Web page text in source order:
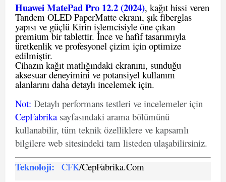
Huawei MatePad Pro 12.2 (2024), kağıt hissi veren
Tandem OLED PaperMatte ekranı, şık fiberglas
yapısı ve güçlü Kirin işlemcisiyle öne çıkan
premium bir tablettir. İnce ve hafif tasarımıyla
üretkenlik ve profesyonel çizim için optimize
edilmiştir.
Cihazın kağıt matlığındaki ekranını, sunduğu
aksesuar deneyimini ve potansiyel kullanım
alanlarını daha detaylı incelemek için.
Not: Detaylı performans testleri ve incelemeler için
CepFabrika sayfasındaki arama bölümünü
kullanabilir, tüm teknik özelliklere ve kapsamlı
bilgilere web sitesindeki tam listeden ulaşabilirsiniz.
Teknoloji: CFK/CepFabrika.Com